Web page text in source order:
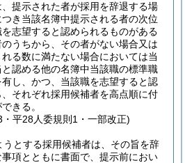
提示された者が採用を辞退する場
き当該名簿中提示される者の次位
志望すると認められるものがある
うちから、その者がない場合又は
る数に満たない場合においては当
認める他の名簿中当該職の標準職
し、かつ、当該職を志望すると認
それぞれ採用候補者を高点順に付
きる。
平28人委規則1・一部改正)
うとする採用候補者は、その旨を辞
項とともに書面で、提示前におい